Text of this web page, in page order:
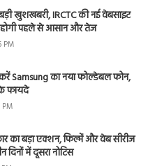
खुशखबरी, IRCTC की नई वेबसाइट
पहले से आसान और तेज
PM
Samsung का नया फोल्डेबल फोन,
फायदे
का बड़ा एक्शन, फिल्में और वेब सीरीज
दिनों में दूसरा नोटिस